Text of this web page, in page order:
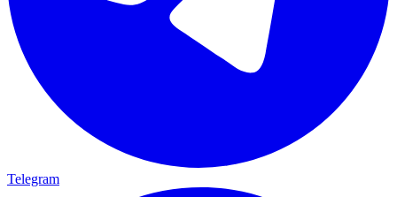
Telegram